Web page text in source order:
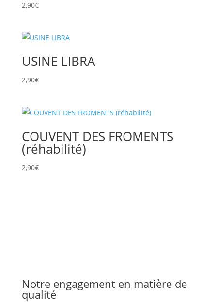
2,90€
USINE LIBRA
2,90€
COUVENT DES FROMENTS
(réhabilité)
2,90€
Notre engagement en matière de
qualité